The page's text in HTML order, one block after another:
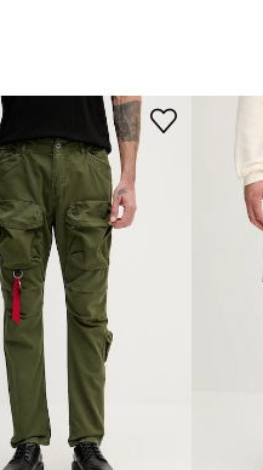
Rozmiarówka standardowa
Zalecamy wybór rozmiaru, jaki
zazwyczaj.
Tabela rozmiarów